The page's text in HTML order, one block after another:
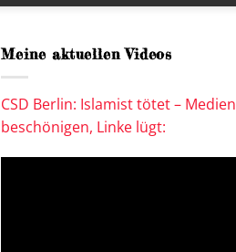
Meine aktuellen Videos
CSD Berlin: Islamist tötet – Medien
beschönigen, Linke lügt: